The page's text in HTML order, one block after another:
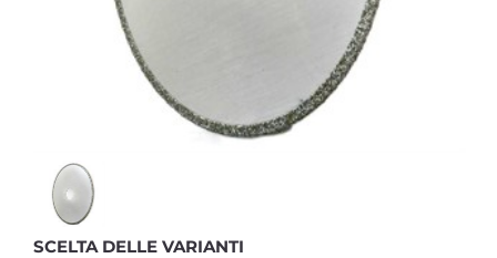
SCELTA DELLE VARIANTI